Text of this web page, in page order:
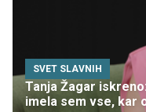
SVET SLAVNIH
Tanja Žagar
imela sem vse, kar